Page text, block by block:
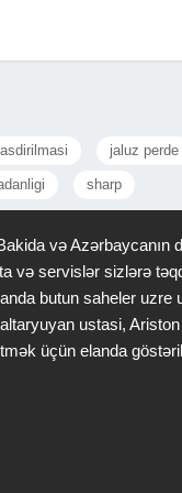
jaluz perde
sharp
və Azərbaycanın
və servislər sizlərə
butun saheler
ustasi,
üçün elanda